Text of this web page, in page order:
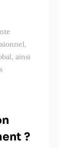
ainsi
?